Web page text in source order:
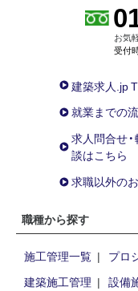
お気
受付
建築求人.jp
就業までの
求人問合せ
談はこちら
求職以外の
職種から探す
施工管理一覧
プロ
建築施工管理
設備